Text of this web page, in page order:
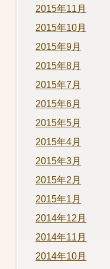
2015年11月
2015年10月
2015年9月
2015年8月
2015年7月
2015年6月
2015年5月
2015年4月
2015年3月
2015年2月
2015年1月
2014年12月
2014年11月
2014年10月